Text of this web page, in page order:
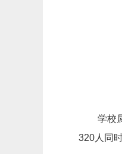
学校
320人同